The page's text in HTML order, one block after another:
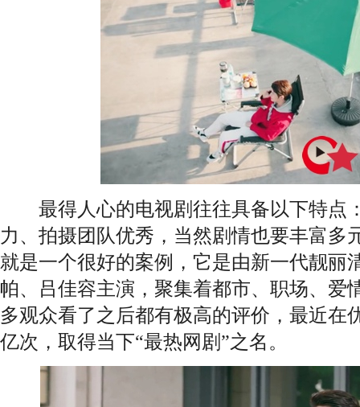
最得人心的电视剧往往具备以下特点
力、拍摄团队优秀，当然剧情也要丰富多
就是一个很好的案例，它是由新一代靓丽
帕、吕佳容主演，聚集着都市、职场、爱
多观众看了之后都有极高的评价，最近在
亿次，取得当下“最热网剧”之名。